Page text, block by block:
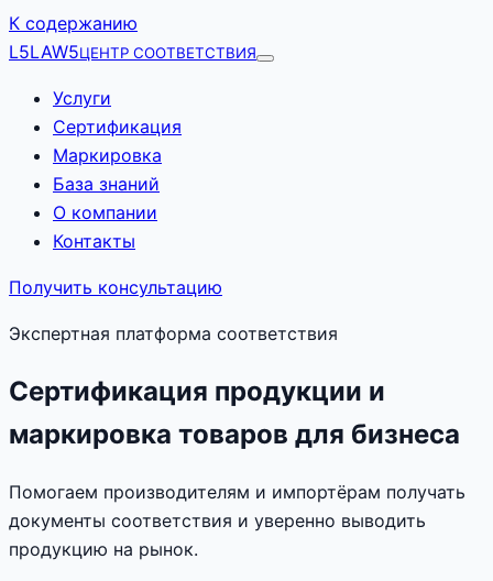
К содержанию
L5LAW5ЦЕНТР СООТВЕТСТВИЯ
Услуги
Сертификация
Маркировка
База знаний
О компании
Контакты
Получить консультацию
Экспертная платформа соответствия
Сертификация продукции и
маркировка товаров для бизнеса
Помогаем производителям и импортёрам получать
документы соответствия и уверенно выводить
продукцию на рынок.